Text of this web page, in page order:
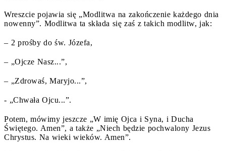
Wreszcie pojawia się „Modlitwa na zakończenie każdego dnia
nowenny”. Modlitwa ta składa się zaś z takich modlitw, jak:
– 2 prośby do św. Józefa,
– „Ojcze Nasz...”,
– „Zdrowaś, Maryjo...”,
- „Chwała Ojcu...”.
Potem, mówimy jeszcze „W imię Ojca i Syna, i Ducha
Świętego. Amen”, a także „Niech będzie pochwalony Jezus
Chrystus. Na wieki wieków. Amen”.